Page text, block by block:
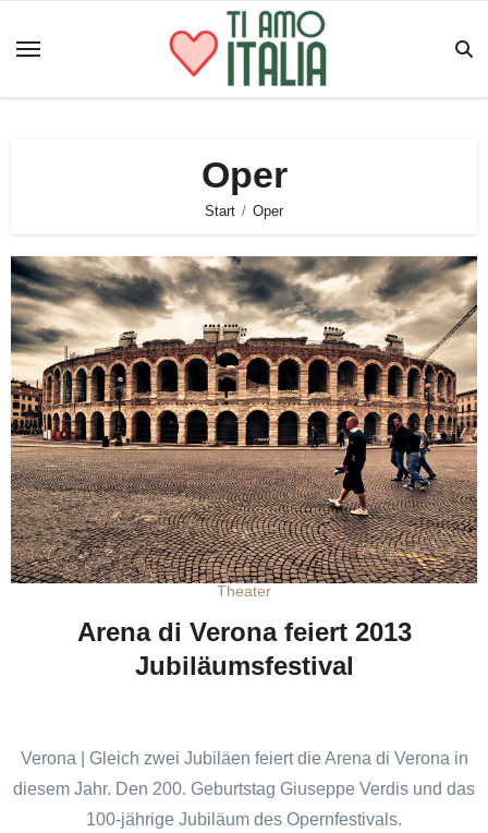
Inhalt
Oper
Start Oper
Theater
Arena di Verona feiert 2013
Jubiläumsfestival
Verona | Gleich zwei Jubiläen feiert die Arena di Verona in
diesem Jahr. Den 200. Geburtstag Giuseppe Verdis und das
100-jährige Jubiläum des Opernfestivals.